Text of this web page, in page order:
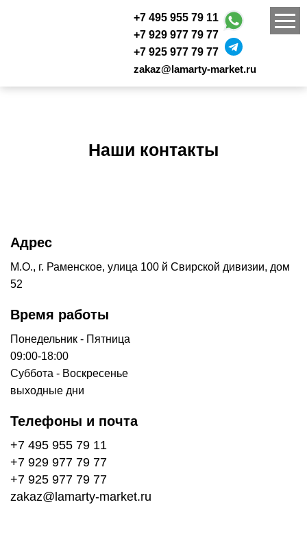
+7 495 955 79 11
+7 929 977 79 77
+7 925 977 79 77
zakaz@lamarty-market.ru
Наши контакты
Адрес
М.О., г. Раменское, улица 100 й Свирской дивизии, дом
52
Время работы
Понедельник - Пятница
09:00-18:00
Суббота - Воскресенье
выходные дни
Телефоны и почта
+7 495 955 79 11
+7 929 977 79 77
+7 925 977 79 77
zakaz@lamarty-market.ru